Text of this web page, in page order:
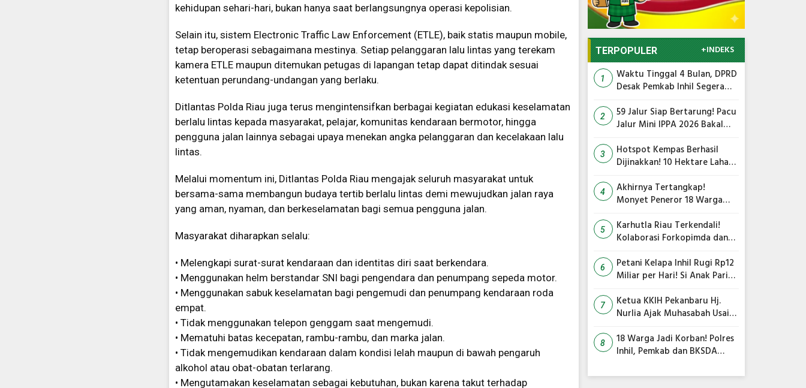
kehidupan sehari-hari, bukan hanya saat berlangsungnya operasi kepolisian.
Selain itu, sistem Electronic Traffic Law Enforcement (ETLE), baik statis maupun mobile,
tetap beroperasi sebagaimana mestinya. Setiap pelanggaran lalu lintas yang terekam
kamera ETLE maupun ditemukan petugas di lapangan tetap dapat ditindak sesuai
ketentuan perundang-undangan yang berlaku.
Ditlantas Polda Riau juga terus mengintensifkan berbagai kegiatan edukasi keselamatan
berlalu lintas kepada masyarakat, pelajar, komunitas kendaraan bermotor, hingga
pengguna jalan lainnya sebagai upaya menekan angka pelanggaran dan kecelakaan lalu
lintas.
Melalui momentum ini, Ditlantas Polda Riau mengajak seluruh masyarakat untuk
bersama-sama membangun budaya tertib berlalu lintas demi mewujudkan jalan raya
yang aman, nyaman, dan berkeselamatan bagi semua pengguna jalan.
Masyarakat diharapkan selalu:
• Melengkapi surat-surat kendaraan dan identitas diri saat berkendara.
• Menggunakan helm berstandar SNI bagi pengendara dan penumpang sepeda motor.
• Menggunakan sabuk keselamatan bagi pengemudi dan penumpang kendaraan roda
empat.
• Tidak menggunakan telepon genggam saat mengemudi.
• Mematuhi batas kecepatan, rambu-rambu, dan marka jalan.
• Tidak mengemudikan kendaraan dalam kondisi lelah maupun di bawah pengaruh
alkohol atau obat-obatan terlarang.
• Mengutamakan keselamatan sebagai kebutuhan, bukan karena takut terhadap
TERPOPULER +INDEKS
1
Waktu Tinggal 4 Bulan, DPRD
Desak Pemkab Inhil Segera
2
59 Jalur Siap Bertarung! Pacu
Jalur Mini IPPA 2026 Bakal
3
Hotspot Kempas Berhasil
Dijinakkan! 10 Hektare Lahan
Inhil Pimpin Langsung
Pemadaman
4
Akhirnya Tertangkap!
Monyet Peneror 18 Warga
5
Karhutla Riau Terkendali!
Kolaborasi Forkopimda dan
Utama
6
Petani Kelapa Inhil Rugi Rp12
Miliar per Hari! Si Anak Parit
Terus Anjlok
7
Ketua KKIH Pekanbaru Hj.
Nurlia Ajak Muhasabah Usai
Serangan Monyet di
Tembilahan
8
18 Warga Jadi Korban! Polres
Inhil, Pemkab dan BKSDA
Peneror Tembilahan